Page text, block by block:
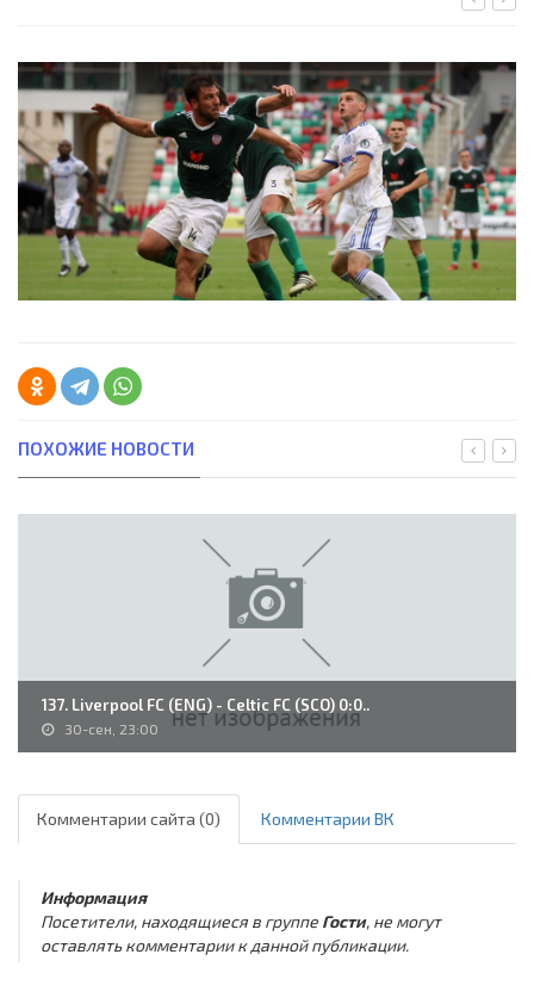
ПОХОЖИЕ НОВОСТИ
137. Liverpool FC (ENG) - Celtic FC (SCO) 0:0..
30-сен, 23:00
Комментарии сайта (0) Комментарии ВК
Информация
Посетители, находящиеся в группе Гости, не могут
оставлять комментарии к данной публикации.